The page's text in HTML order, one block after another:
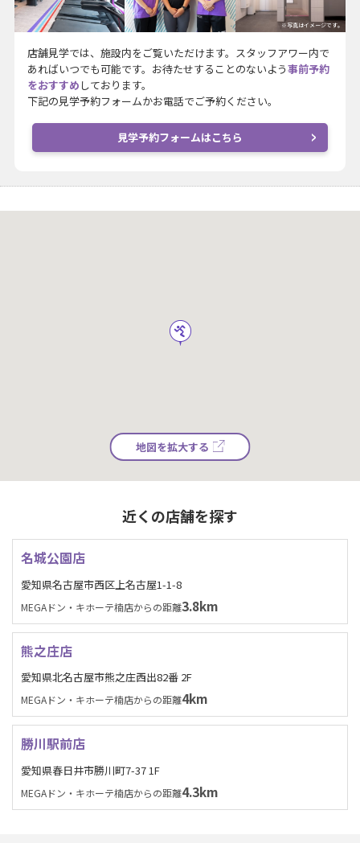
※写真はイメージです。
店舗見学では、施設内をご覧いただけます。スタッフアワー内で
あればいつでも可能です。お待たせすることのないよう事前予約
をおすすめ しております。
下記の見学予約フォームかお電話でご予約ください。
見学予約フォームはこちら
地図を拡大する
近くの店舗を探す
名城公園店
愛知県名古屋市西区上名古屋1-1-8
MEGAドン・キホーテ楠店からの距離3.8km
熊之庄店
愛知県北名古屋市熊之庄西出82番 2F
MEGAドン・キホーテ楠店からの距離4km
勝川駅前店
愛知県春日井市勝川町7-37 1F
MEGAドン・キホーテ楠店からの距離4.3km